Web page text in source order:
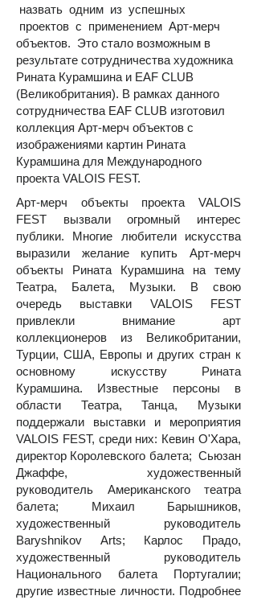
назвать одним из успешных
проектов с применением Арт-мерч
объектов. Это стало возможным в
результате сотрудничества художника
Рината Курамшина и EAF CLUB
(Великобритания). В рамках данного
сотрудничества EAF CLUB изготовил
коллекция Арт-мерч объектов с
изображениями картин Рината
Курамшина для Международного
проекта VALOIS FEST.
Арт-мерч объекты проекта VALOIS
FEST вызвали огромный интерес
публики. Многие любители искусства
выразили желание купить Арт-мерч
объекты Рината Курамшина на тему
Театра, Балета, Музыки. В свою
очередь выставки VALOIS FEST
привлекли внимание арт
коллекционеров из Великобритании,
Турции, США, Европы и других стран к
основному искусству Рината
Курамшина. Известные персоны в
области Театра, Танца, Музыки
поддержали выставки и мероприятия
VALOIS FEST, среди них: Кевин О'Хара,
директор Королевского балета; Сьюзан
Джаффе, художественный
руководитель Американского театра
балета; Михаил Барышников,
художественный руководитель
Baryshnikov Arts; Карлос Прадо,
художественный руководитель
Национального балета Португалии;
другие известные личности. Подробнее